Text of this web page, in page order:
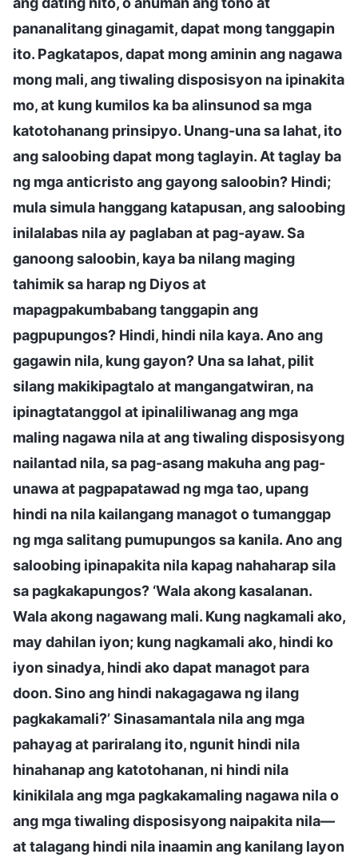
pananalitang ginagamit, dapat mong tanggapin
ito. Pagkatapos, dapat mong aminin ang nagawa
mong mali, ang tiwaling disposisyon na ipinakita
mo, at kung kumilos ka ba alinsunod sa mga
katotohanang prinsipyo. Unang-una sa lahat, ito
ang saloobing dapat mong taglayin. At taglay ba
ng mga anticristo ang gayong saloobin? Hindi;
mula simula hanggang katapusan, ang saloobing
inilalabas nila ay paglaban at pag-ayaw. Sa
ganoong saloobin, kaya ba nilang maging
tahimik sa harap ng Diyos at
mapagpakumbabang tanggapin ang
pagpupungos? Hindi, hindi nila kaya. Ano ang
gagawin nila, kung gayon? Una sa lahat, pilit
silang makikipagtalo at mangangatwiran, na
ipinagtatanggol at ipinaliliwanag ang mga
maling nagawa nila at ang tiwaling disposisyong
nailantad nila, sa pag-asang makuha ang pag-
unawa at pagpapatawad ng mga tao, upang
hindi na nila kailangang managot o tumanggap
ng mga salitang pumupungos sa kanila. Ano ang
saloobing ipinapakita nila kapag nahaharap sila
sa pagkakapungos? ‘Wala akong kasalanan.
Wala akong nagawang mali. Kung nagkamali ako,
may dahilan iyon; kung nagkamali ako, hindi ko
iyon sinadya, hindi ako dapat managot para
doon. Sino ang hindi nakagagawa ng ilang
pagkakamali?’ Sinasamantala nila ang mga
pahayag at pariralang ito, ngunit hindi nila
hinahanap ang katotohanan, ni hindi nila
kinikilala ang mga pagkakamaling nagawa nila o
ang mga tiwaling disposisyong naipakita nila—
at talagang hindi nila inaamin ang kanilang layon